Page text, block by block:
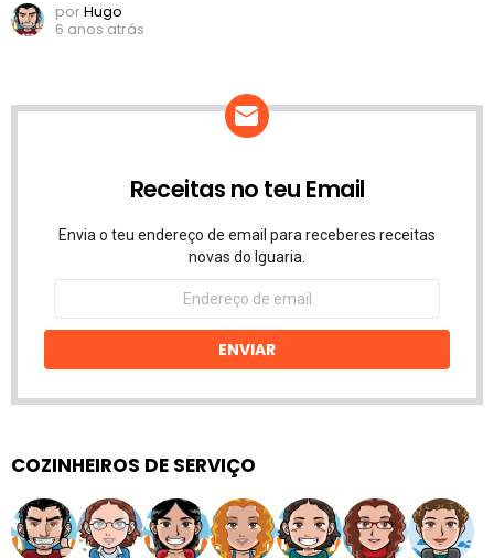
porHugo
6 anos atrás
Receitas no teu Email
Envia o teu endereço de email para receberes receitas
novas do Iguaria.
Endereço
email
ENVIAR
COZINHEIROS DE SERVIÇO